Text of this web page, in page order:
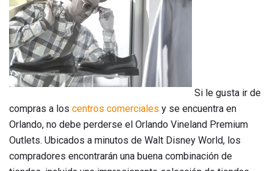
Si le gusta ir de
compras a los centros comerciales y se encuentra en
Orlando, no debe perderse el Orlando Vineland Premium
Outlets. Ubicados a minutos de Walt Disney World, los
compradores encontrarán una buena combinación de